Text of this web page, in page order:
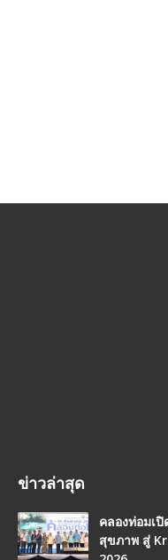
ข่าวล่าสุด
คลองท่อมเ
สุขภาพ สู่